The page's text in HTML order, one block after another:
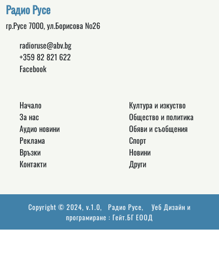
Радио Русе
гр.Русе 7000, ул.Борисова №26
radioruse@abv.bg
+359 82 821 622
Facebook
Начало
За нас
Аудио новини
Реклама
Връзки
Контакти
Култура и изкуство
Общество и политика
Обяви и съобщения
Спорт
Новини
Други
Copyright © 2024, v.1.0, Радио Русе, Уеб Дизайн и
програмиране : Гейт.БГ ЕООД